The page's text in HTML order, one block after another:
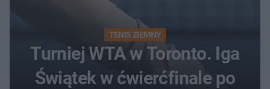
TENIS ZIEMNY
Turniej WTA w Toronto. Iga
Świątek w ćwierćfinale po